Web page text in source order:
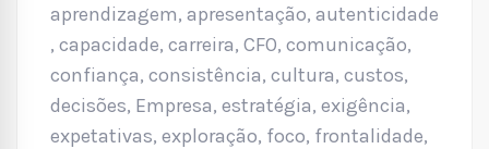
aprendizagem, apresentação, autenticidade
, capacidade, carreira, CFO, comunicação,
confiança, consistência, cultura, custos,
decisões, Empresa, estratégia, exigência,
expetativas, exploração, foco, frontalidade,